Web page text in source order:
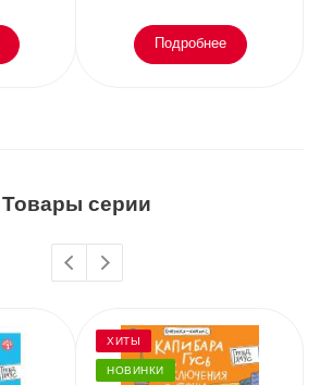
Подробнее
Товары серии
ХИТЫ
НОВИНКИ